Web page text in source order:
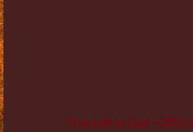
True Life in God -